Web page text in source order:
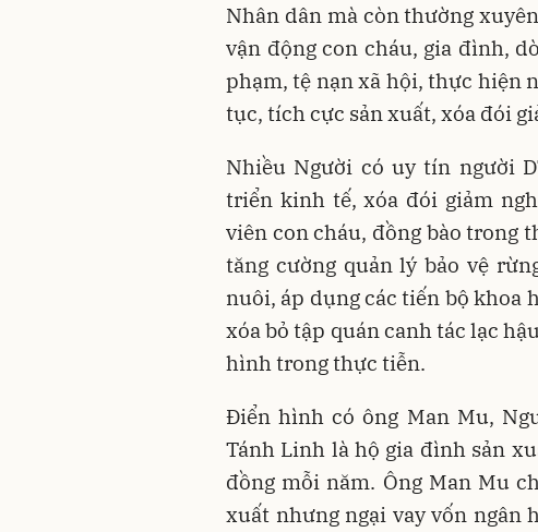
Nhân dân mà còn thường
vận động con cháu, gia đình,
phạm, tệ nạn xã hội, thực hiện
tục, tích cực sản xuất, xóa đói
Nhiều Người có uy tín người
triển kinh tế, xóa đói giảm
viên con cháu, đồng bào trong
tăng cường quản lý bảo vệ
nuôi, áp dụng các tiến bộ khoa
xóa bỏ tập quán canh tác lạc
hình trong thực tiễn.
Điển hình có ông Man Mu,
Tánh Linh là hộ gia đình sản
đồng mỗi năm. Ông Man Mu
xuất nhưng ngại vay vốn ngân